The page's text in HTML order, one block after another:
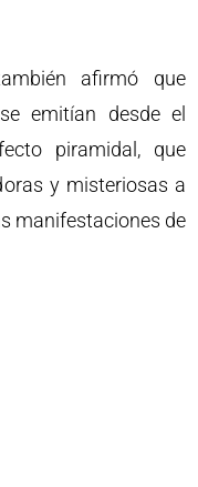
afirmó que
emitían desde el
piramidal, que
y misteriosas a
manifestaciones de